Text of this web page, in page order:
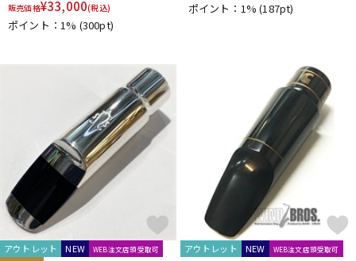
販売価格¥33,000(税込)
ポイント：1% (300pt)
ポイント：1%(187pt)
アウトレット NEW WEB注文店頭受取可 アウトレット NEW WEB注文店頭受取可